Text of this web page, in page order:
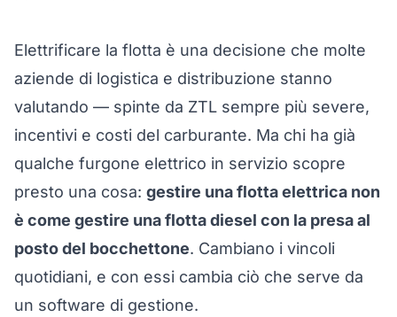
Elettrificare la flotta è una decisione che molte
aziende di logistica e distribuzione stanno
valutando — spinte da ZTL sempre più severe,
incentivi e costi del carburante. Ma chi ha già
qualche furgone elettrico in servizio scopre
presto una cosa: gestire una flotta elettrica non
è come gestire una flotta diesel con la presa al
posto del bocchettone. Cambiano i vincoli
quotidiani, e con essi cambia ciò che serve da
un software di gestione.